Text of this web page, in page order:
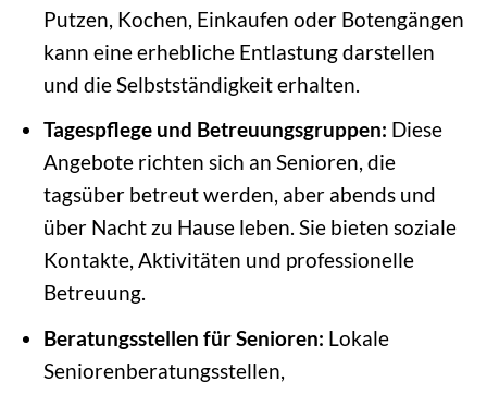
Putzen, Kochen, Einkaufen oder Botengängen
kann eine erhebliche Entlastung darstellen
und die Selbstständigkeit erhalten.
Tagespflege und Betreuungsgruppen: Diese
Angebote richten sich an Senioren, die
tagsüber betreut werden, aber abends und
über Nacht zu Hause leben. Sie bieten soziale
Kontakte, Aktivitäten und professionelle
Betreuung.
Beratungsstellen für Senioren: Lokale
Seniorenberatungsstellen,